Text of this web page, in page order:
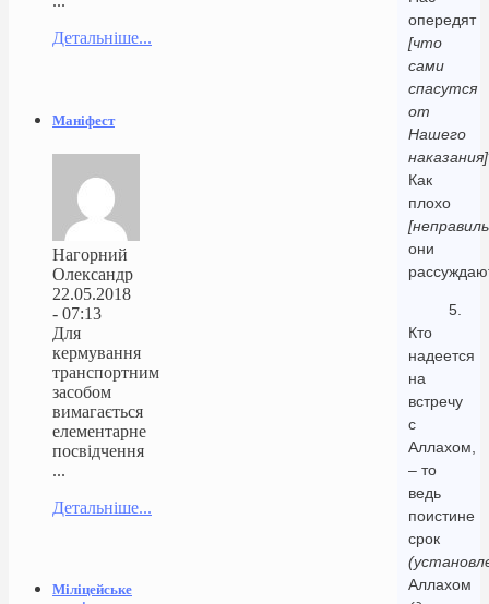
опередят
[что
сами
спасутся
от
Нашего
наказания]
Как
плохо
они
5.
Кто
надеется
на
встречу
с
Аллахом,
– то
ведь
поистине
срок
Аллахом
Детальніше...
Маніфест
Нагорний
Олександр
22.05.2018
- 07:13
Для
кермування
транспортним
засобом
вимагається
елементарне
посвідчення
...
Детальніше...
Міліцейське